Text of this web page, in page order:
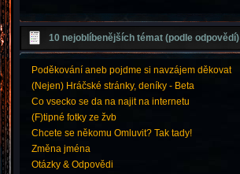
10 nejoblíbenějších témat (podle odpovědí)
Poděkování aneb pojdme si navzájem děkovat
(Nejen) Hráčské stránky, deníky - Beta
Co vsecko se da na najit na internetu
(F)tipné fotky ze žvb
Chcete se někomu Omluvit? Tak tady!
Změna jména
Otázky & Odpovědi